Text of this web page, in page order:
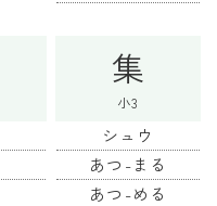
集
小3
シュウ
あつ-まる
あつ-める